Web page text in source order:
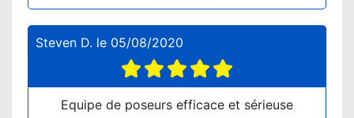
Steven D. le 05/08/2020
Equipe de poseurs efficace et sérieuse